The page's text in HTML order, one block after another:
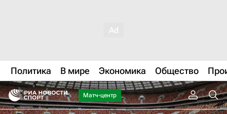
Политика В мире Экономика Общество
Матч-центр